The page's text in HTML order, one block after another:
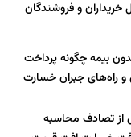
و فروشندگان
بیمه چگونه پرداخت
راه‌های جبران خسارت
از تصادف محاسبه